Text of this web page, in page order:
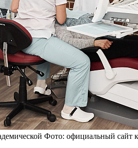
Фото: официальный сайт